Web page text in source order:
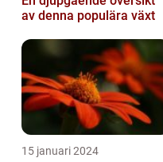
av denna populära växt
15 januari 2024